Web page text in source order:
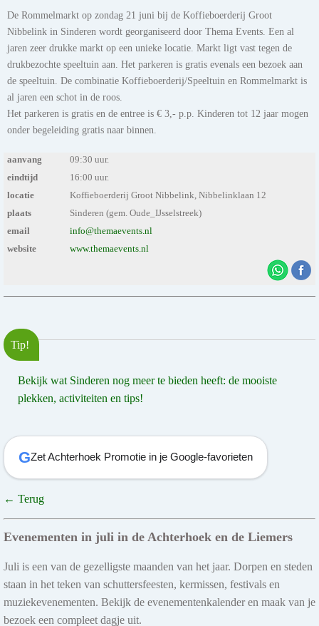
De Rommelmarkt op zondag 21 juni bij de Koffieboerderij Groot
Nibbelink in Sinderen wordt georganiseerd door Thema Events. Een al
jaren zeer drukke markt op een unieke locatie. Markt ligt vast tegen de
drukbezochte speeltuin aan. Het parkeren is gratis evenals een bezoek aan
de speeltuin. De combinatie Koffieboerderij/Speeltuin en Rommelmarkt is
al jaren een schot in de roos.
Het parkeren is gratis en de entree is € 3,- p.p. Kinderen tot 12 jaar mogen
onder begeleiding gratis naar binnen.
aanvang
09:30 uur.
eindtijd
16:00 uur.
locatie
Koffieboerderij Groot Nibbelink, Nibbelinklaan 12
plaats
Sinderen (gem. Oude_IJsselstreek)
email
info@themaevents.nl
website
www.themaevents.nl
Tip!
Bekijk wat Sinderen nog meer te bieden heeft: de mooiste
plekken, activiteiten en tips!
GZet Achterhoek Promotie in je Google-favorieten
← Terug
Evenementen in juli in de Achterhoek en de Liemers
Juli is een van de gezelligste maanden van het jaar. Dorpen en steden
staan in het teken van schuttersfeesten, kermissen, festivals en
muziekevenementen. Bekijk de evenementenkalender en maak van je
bezoek een compleet dagje uit.